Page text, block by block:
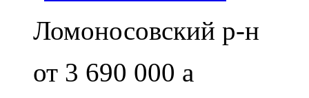
Ломоносовский р-н
от 3 690 000 a